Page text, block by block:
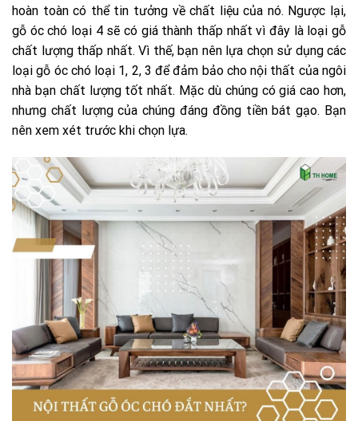
hoàn toàn có thể tin tưởng về chất liệu của nó. Ngược lại,
gỗ óc chó loại 4 sẽ có giá thành thấp nhất vì đây là loại gỗ
chất lượng thấp nhất. Vì thế, bạn nên lựa chọn sử dụng các
loại gỗ óc chó loại 1, 2, 3 để đảm bảo cho nội thất của ngôi
nhà bạn chất lượng tốt nhất. Mặc dù chúng có giá cao hơn,
nhưng chất lượng của chúng đáng đồng tiền bát gạo. Bạn
nên xem xét trước khi chọn lựa.